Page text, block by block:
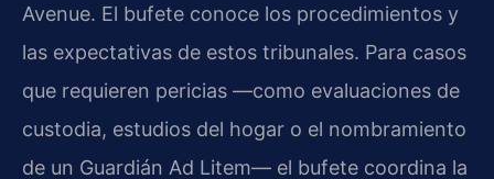
Avenue. El bufete conoce los procedimientos y
las expectativas de estos tribunales. Para casos
que requieren pericias —como evaluaciones de
custodia, estudios del hogar o el nombramiento
de un Guardián Ad Litem— el bufete coordina la